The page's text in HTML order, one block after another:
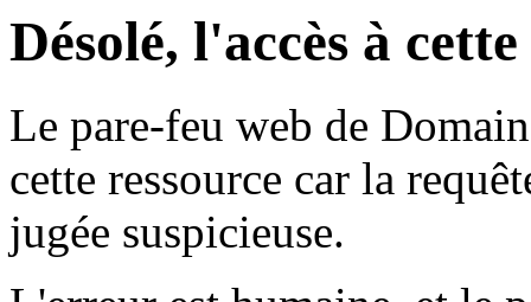
Désolé, l'accès à
Le pare-feu web de
cette ressource car la
jugée suspicieuse.